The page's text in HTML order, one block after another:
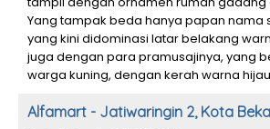
Yang tampak beda hanya papan nama
yang kini didominasi latar belakang
juga dengan para pramusajinya, yang
warga kuning, dengan kerah warna
Alfamart - Jatiwaringin 2, Kota